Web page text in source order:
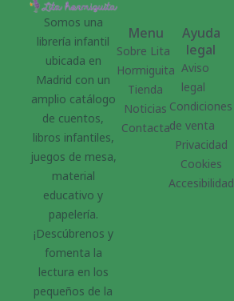
Somos una
librería infantil
ubicada en
Madrid con un
amplio catálogo
de cuentos,
libros infantiles,
juegos de mesa,
material
educativo y
papelería.
¡Descúbrenos y
fomenta la
lectura en los
pequeños de la
Menu
Sobre Lita
Hormiguita
Tienda
Noticias
Contacta
Ayuda
legal
Aviso
legal
Condiciones
de venta
Privacidad
Cookies
Accesibilidad